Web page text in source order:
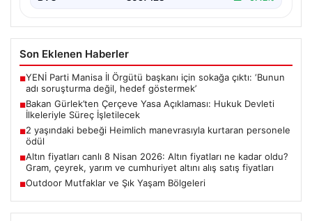
Son Eklenen Haberler
■YENİ Parti Manisa İl Örgütü başkanı için sokağa çıktı: ‘Bunun
adı soruşturma değil, hedef göstermek’
■Bakan Gürlek’ten Çerçeve Yasa Açıklaması: Hukuk Devleti
İlkeleriyle Süreç İşletilecek
■2 yaşındaki bebeği Heimlich manevrasıyla kurtaran personele
ödül
■Altın fiyatları canlı 8 Nisan 2026: Altın fiyatları ne kadar oldu?
Gram, çeyrek, yarım ve cumhuriyet altını alış satış fiyatları
■Outdoor Mutfaklar ve Şık Yaşam Bölgeleri